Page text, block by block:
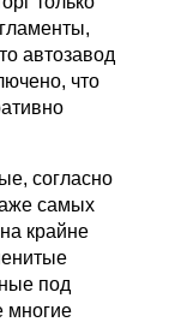
автозавод
что
согласно
самых
на крайне
под
многие